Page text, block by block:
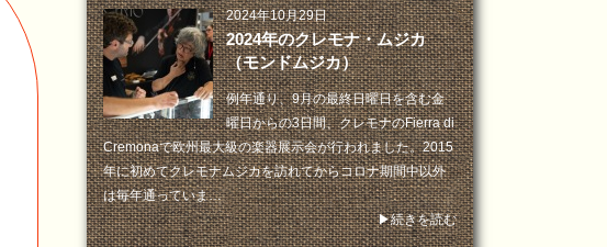
2024年10月29日
2024年のクレモナ・ムジカ
（モンドムジカ）
例年通り、9月の最終日曜日を含む金
曜日からの3日間、クレモナのFierra di
Cremonaで欧州最大級の楽器展示会が行われました。2015
年に初めてクレモナムジカを訪れてからコロナ期間中以外
は毎年通っていま…
▶続きを読む